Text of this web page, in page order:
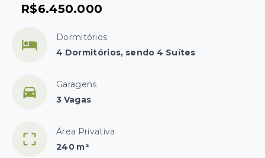
R$6.450.000
Dormitórios
4 Dormitórios, sendo 4 Suítes
Garagens
3 Vagas
Área Privativa
240 m²